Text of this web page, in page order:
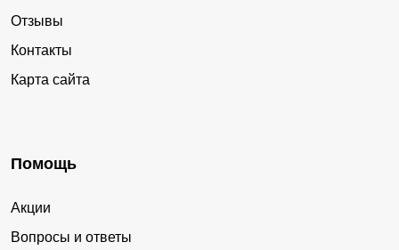
Отзывы
Контакты
Карта сайта
Помощь
Акции
Вопросы и ответы